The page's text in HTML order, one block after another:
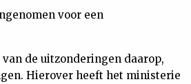
voor een
de uitzonderingen daarop,
Hierover heeft het ministerie